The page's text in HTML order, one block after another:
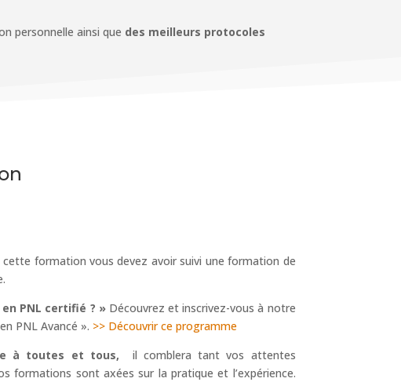
personnelle ainsi que des meilleurs protocoles
formation vous devez avoir suivi une formation de
PNL certifié ? »Découvrez et inscrivez-vous à notre
PNL Avancé ». >> Découvrir ce programme
à toutes et tous,
il comblera tant vos attentes
formations sont axées sur la pratique et l’expérience.